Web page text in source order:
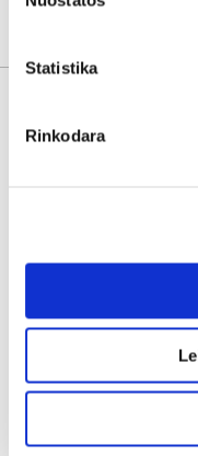
Statistika
Rinkodara
NAUJIENA YRA
NABU A vitrina